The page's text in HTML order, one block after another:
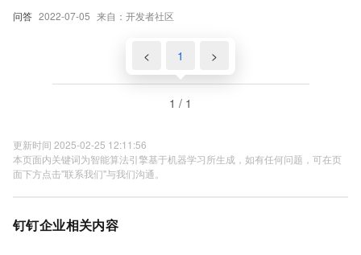
问答 2022-07-05 来自：开发者社区
< 1 >
1 / 1
更新时间 2025-02-25 12:11:56
本页面内关键词为智能算法引擎基于机器学习所生成，如有任何问题，可在页
面下方点击"联系我们"与我们沟通。
钉钉企业相关内容